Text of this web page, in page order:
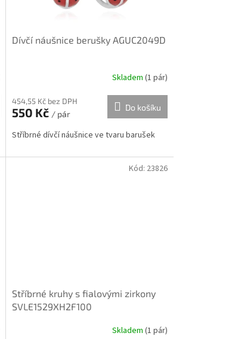
Dívčí náušnice berušky AGUC2049D
Skladem (1 pár)
454,55 Kč bez DPH
550 Kč / pár
Do košíku
Stříbrné dívčí náušnice ve tvaru barušek
Stříbrné kruhy s fialovými zirkony
SVLE1529XH2F100
Skladem (1 pár)
Kód: 23826